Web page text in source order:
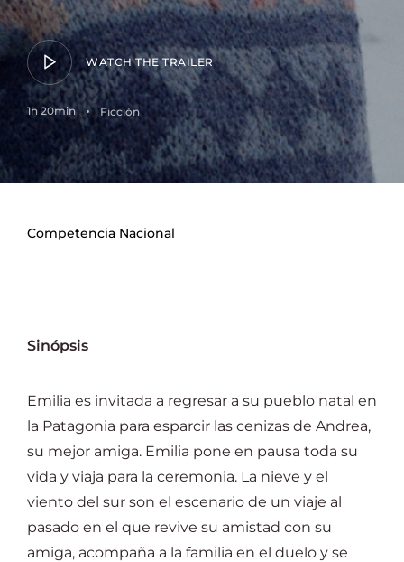
WATCH THE TRAILER
1h 20min Ficción
Competencia Nacional
Sinópsis
Emilia es invitada a regresar a su pueblo natal en
la Patagonia para esparcir las cenizas de Andrea,
su mejor amiga. Emilia pone en pausa toda su
vida y viaja para la ceremonia. La nieve y el
viento del sur son el escenario de un viaje al
pasado en el que revive su amistad con su
amiga, acompaña a la familia en el duelo y se